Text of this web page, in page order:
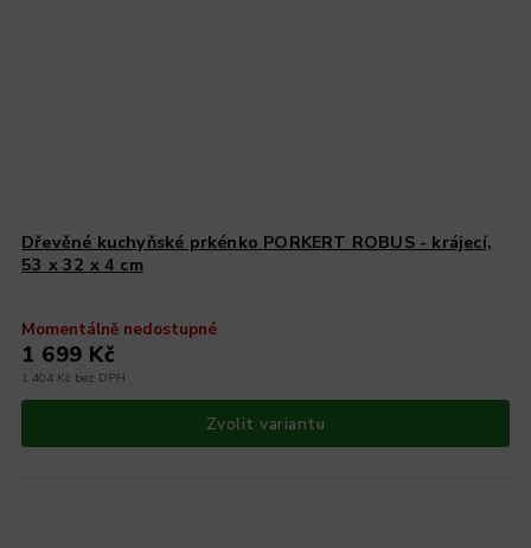
Dřevěné kuchyňské prkénko PORKERT ROBUS - krájecí,
53 x 32 x 4 cm
Momentálně nedostupné
1 404 Kč bez DPH
1 699 Kč
Zvolit variantu